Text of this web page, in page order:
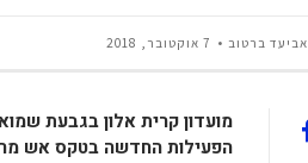
אביעד ברטוב 7 אוקטובר, 2018
מועדון קרית אלון בגבעת
הפעילות החדשה בטקס אש